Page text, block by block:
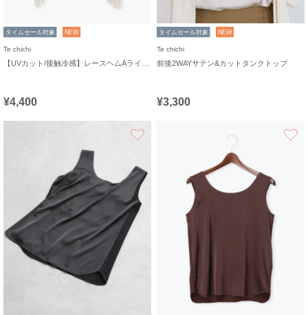
タイムセール対象 NEW
Te chichi
¥4,400
タイムセール対象 NEW
Te chichi
前後2WAYサテン&カットタンクトップ
¥3,300